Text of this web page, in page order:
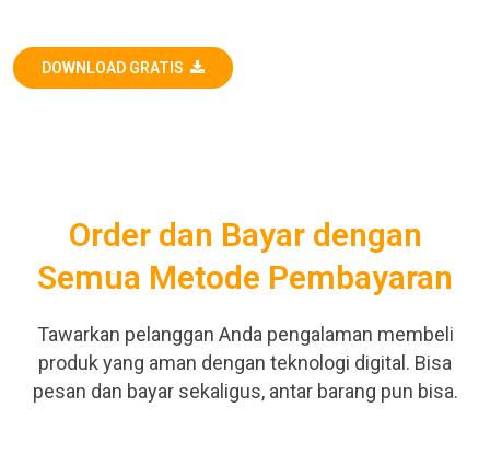
DOWNLOAD GRATIS
Order dan Bayar dengan
Semua Metode Pembayaran
Tawarkan pelanggan Anda pengalaman membeli
produk yang aman dengan teknologi digital. Bisa
pesan dan bayar sekaligus, antar barang pun bisa.